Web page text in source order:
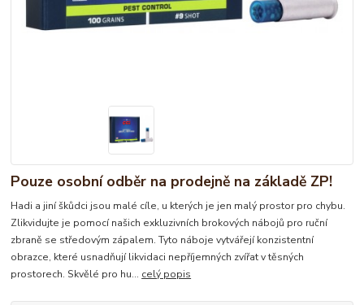
Pouze osobní odběr na prodejně na základě ZP!
Hadi a jiní škůdci jsou malé cíle, u kterých je jen malý prostor pro chybu.
Zlikvidujte je pomocí našich exkluzivních brokových nábojů pro ruční
zbraně se středovým zápalem. Tyto náboje vytvářejí konzistentní
obrazce, které usnadňují likvidaci nepříjemných zvířat v těsných
prostorech. Skvělé pro hu... celý popis